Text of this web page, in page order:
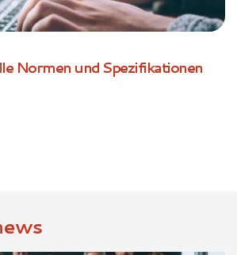
Normen und Spezifikationen